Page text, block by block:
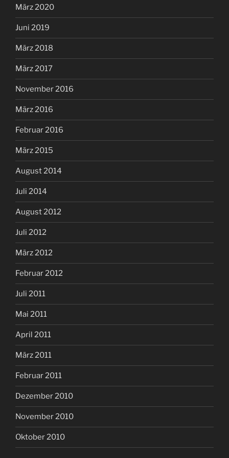
März 2020
Juni 2019
März 2018
März 2017
November 2016
März 2016
Februar 2016
März 2015
August 2014
Juli 2014
August 2012
Juli 2012
März 2012
Februar 2012
Juli 2011
Mai 2011
April 2011
März 2011
Februar 2011
Dezember 2010
November 2010
Oktober 2010